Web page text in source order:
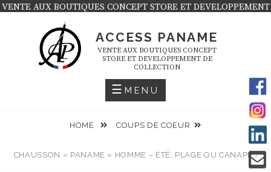
Skip
VENTE AUX BOUTIQUES CONCEPT STORE ET DEVELOPPEMENT
ACCESS PANAME
VENTE AUX BOUTIQUES CONCEPT
STORE ET DEVELOPPEMENT DE
COLLECTION
MENU
HOME COUPS DE COEUR
CHAUSSON « PANAME » HOMME – ÉTÉ, PLAGE OU CANAPÉ !